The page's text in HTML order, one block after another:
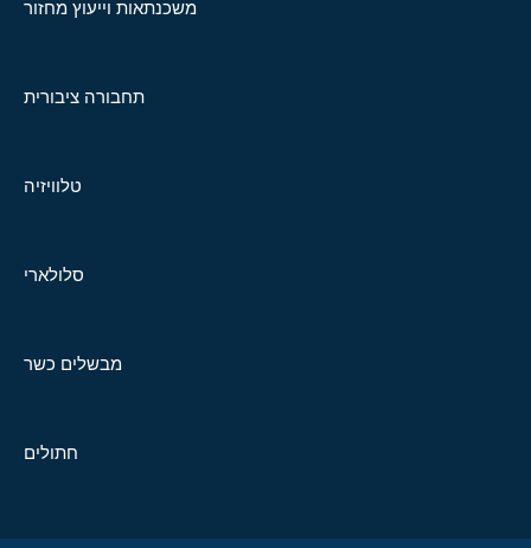
משכנתאות וייעוץ מחזור
תחבורה ציבורית
טלוויזיה
סלולארי
מבשלים כשר
חתולים